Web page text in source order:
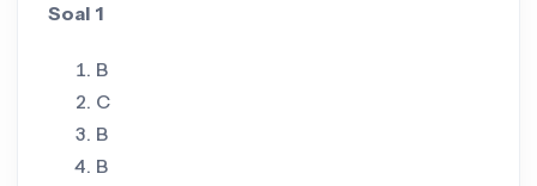
Soal 1
B
C
B
B